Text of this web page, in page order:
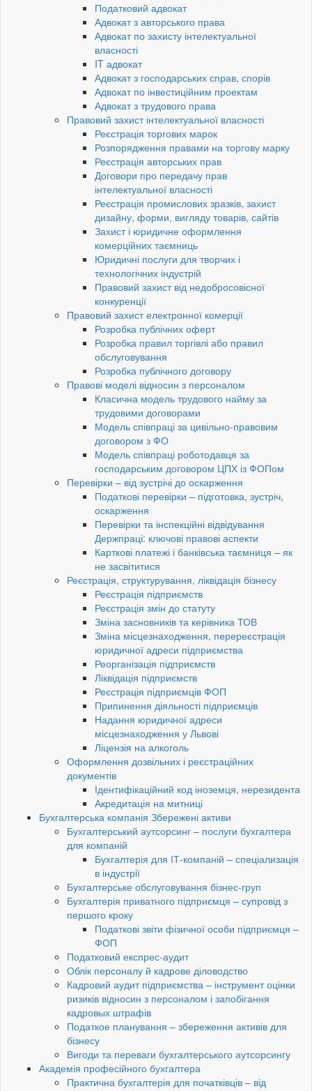
Податковий адвокат
Адвокат з авторського права
Адвокат по захисту інтелектуальної
власності
IT адвокат
Адвокат з господарських справ, спорів
Адвокат по інвестиційним проектам
Адвокат з трудового права
Правовий захист інтелектуальної власності
Реєстрація торгових марок
Розпорядження правами на торгову марку
Реєстрація авторських прав
Договори про передачу прав
інтелектуальної власності
Реєстрація промислових зразків, захист
дизайну, форми, вигляду товарів, сайтів
Захист і юридичне оформлення
комерційних таємниць
Юридичні послуги для творчих і
технологічних індустрій
Правовий захист від недобросовісної
конкуренції
Правовий захист електронної комерції
Розробка публічних оферт
Розробка правил торгівлі або правил
обслуговування
Розробка публічного договору
Правові моделі відносин з персоналом
Класична модель трудового найму за
трудовими договорами
Модель співпраці за цивільно-правовим
договором з ФО
Модель співпраці роботодавця за
господарським договором ЦПХ із ФОПом
Перевірки – від зустрічі до оскарження
Податкові перевірки – підготовка, зустріч,
оскарження
Перевірки та інспекційні відвідування
Держпраці: ключові правові аспекти
Карткові платежі і банківська таємниця – як
не засвітитися
Реєстрація, структурування, ліквідація бізнесу
Реєстрація підприємств
Реєстрація змін до статуту
Зміна засновників та керівника ТОВ
Зміна місцезнаходження, перереєстрація
юридичної адреси підприємства
Реорганізація підприємств
Ліквідація підприємств
Реєстрація підприємців ФОП
Припинення діяльності підприємців
Надання юридичної адреси
місцезнаходження у Львові
Ліцензія на алкоголь
Оформлення дозвільних і реєстраційних
документів
Ідентифікаційний код іноземця, нерезидента
Акредитація на митниці
Бухгалтерська компанія Збережені активи
Бухгалтерський аутсорсинг – послуги бухгалтера
для компаній
Бухгалтерія для ІТ-компаній – спеціализація
в індустрії
Бухгалтерське обслуговування бізнес-груп
Бухгалтерія приватного підприємця – супровід з
першого кроку
Податкові звіти фізичної особи підприємця –
ФОП
Податковий експрес-аудит
Облік персоналу й кадрове діловодство
Кадровий аудит підприємства – інструмент оцінки
ризиків відносин з персоналом і запобігання
кадровых штрафів
Податкое планування – збереження активів для
бізнесу
Вигоди та переваги бухгалтерського аутсорсингу
Академія професійного бухгалтера
Практична бухгалтерія для початківців – від